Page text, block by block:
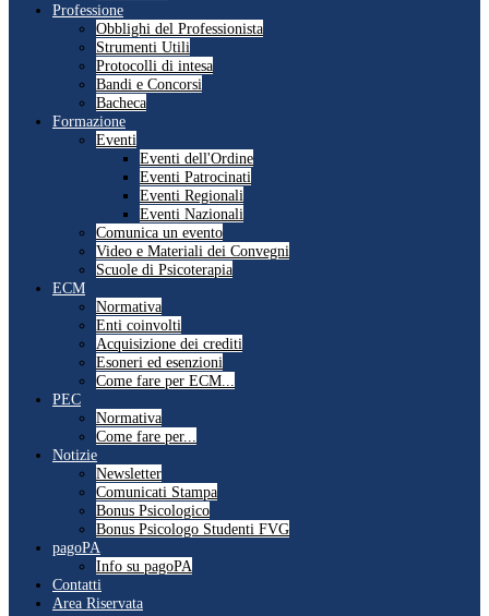
Professione
Obblighi del Professionista
Strumenti Utili
Protocolli di intesa
Bandi e Concorsi
Bacheca
Formazione
Eventi
Eventi dell'Ordine
Eventi Patrocinati
Eventi Regionali
Eventi Nazionali
Comunica un evento
Video e Materiali dei Convegni
Scuole di Psicoterapia
ECM
Normativa
Enti coinvolti
Acquisizione dei crediti
Esoneri ed esenzioni
Come fare per ECM...
PEC
Normativa
Come fare per...
Notizie
Newsletter
Comunicati Stampa
Bonus Psicologico
Bonus Psicologo Studenti FVG
pagoPA
Info su pagoPA
Contatti
Area Riservata